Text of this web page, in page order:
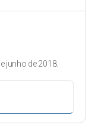
junho de 2018.